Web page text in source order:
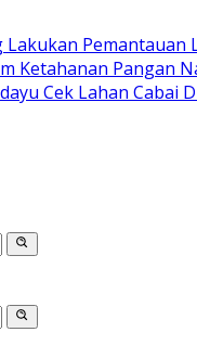
Ketahanan Pangan
Cek Lahan Cabai